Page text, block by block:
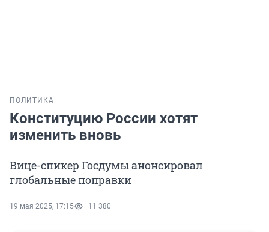
ПОЛИТИКА
Конституцию России хотят
изменить вновь
Вице-спикер Госдумы анонсировал
глобальные поправки
19 мая 2025, 17:15 11 380